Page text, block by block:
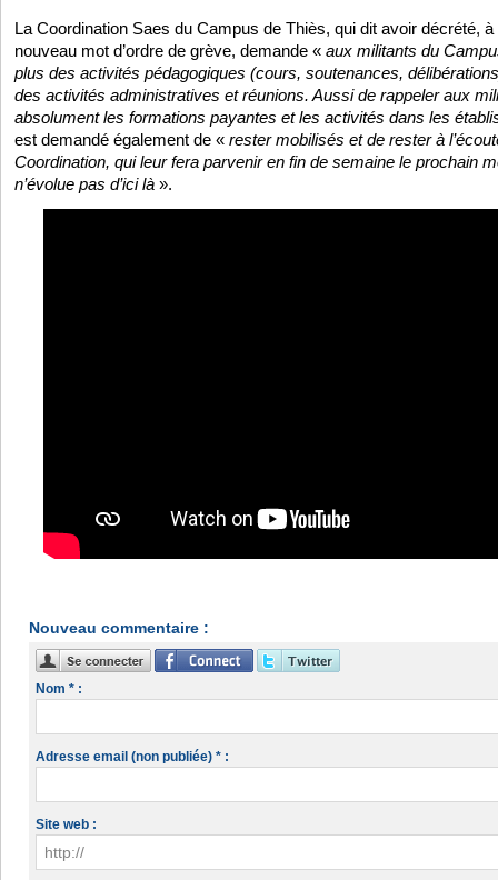
La Coordination Saes du Campus de Thiès, qui dit avoir décrété,
nouveau mot d’ordre de grève, demande «aux militants du
plus des activités pédagogiques (cours, soutenances,
des activités administratives et réunions. Aussi de rappeler aux
absolument les formations payantes et les activités dans les
est demandé également de «rester mobilisés et de rester à
Coordination, qui leur fera parvenir en fin de semaine le prochain
n’évolue pas d’ici là ».
Nouveau commentaire :
Nom * :
Adresse email (non publiée) * :
Site web :